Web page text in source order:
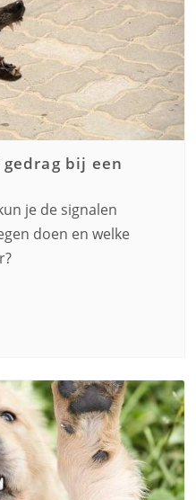
bij een
je de signalen
doen en welke